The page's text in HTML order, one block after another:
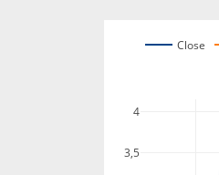
3,5
4
Close